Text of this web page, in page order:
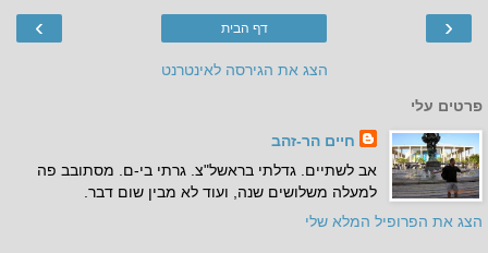
‹
› דף הבית
הצג את הגירסה לאינטרנט
פרטים עלי
חיים הר-זהב
אב לשתיים. גדלתי בראשל"צ. גרתי בי-ם. מסתובב פה
למעלה משלושים שנה, ועוד לא מבין שום דבר.
הצג את הפרופיל המלא שלי